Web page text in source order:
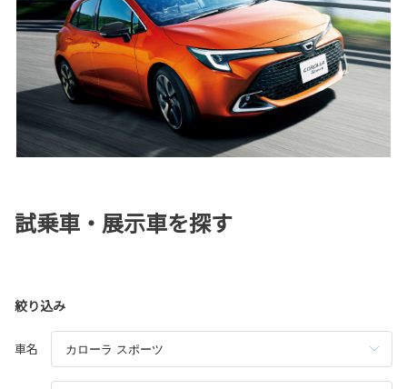
試乗車・展示車を探す
絞り込み
車名